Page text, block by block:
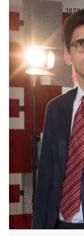
1829